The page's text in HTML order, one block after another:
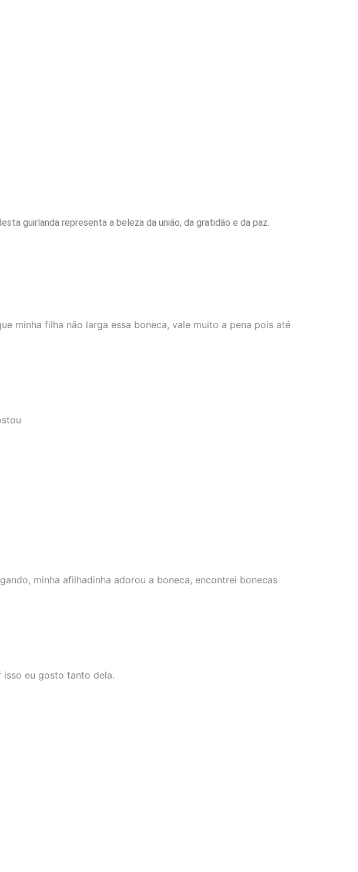
guirlanda representa a beleza da união, da gratidão e da paz.
minha filha não larga essa boneca, vale muito a pena pois até
minha afilhadinha adorou a boneca, encontrei bonecas
isso eu gosto tanto dela.